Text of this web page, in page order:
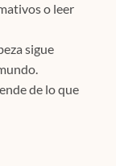
o leer
sigue
de lo que